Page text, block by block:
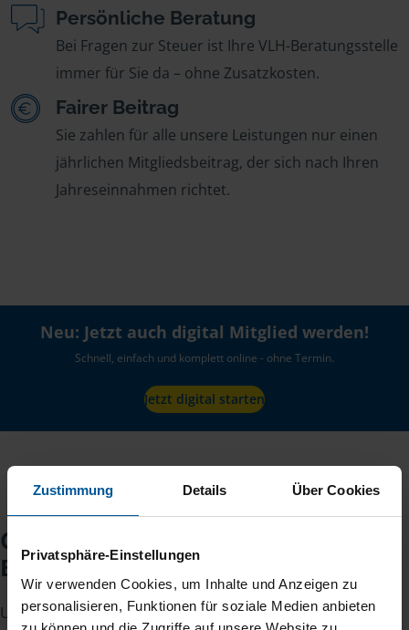
Zustimmung Details Über Cookies
Privatsphäre-Einstellungen
Wir verwenden Cookies, um Inhalte und Anzeigen zu
personalisieren, Funktionen für soziale Medien anbieten
Persönliche Beratung
Bei Fragen zur Steuer ist Ihre VLH-Beratungsstelle
immer für Sie da – ohne Zusatzkosten.
Fairer Beitrag
Sie zahlen für alle unsere Leistungen nur einen
jährlichen Mitgliedsbeitrag, der sich nach Ihren
Jahreseinnahmen richtet.
Neu: Jetzt auch digital Mitglied werden!
Schnell, einfach und komplett online - ohne Termin.
Jetzt digital starten
Checkliste für Ihr
Beratungsgespräch
Um Ihre Steuererklärung erstellen zu können, benötigen